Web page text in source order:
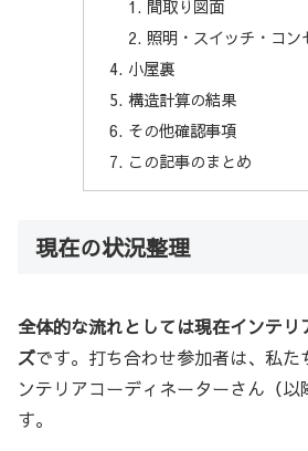
間取り図面
照明・スイッチ・コン
小屋裏
構造計算の結果
その他確認事項
この記事のまとめ
現在の状況整理
全体的な流れとしては現在インテ
ズです。打ち合わせ参加者は、私た
ンテリアコーディネーターさん（以
す。